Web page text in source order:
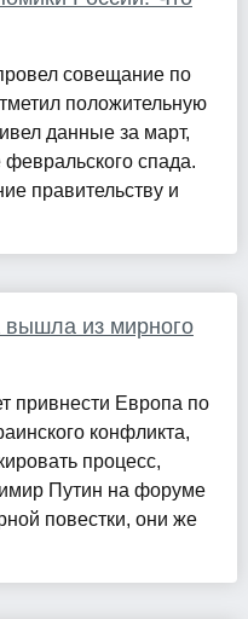
совещание по
положительную
данные за март,
февральского спада.
правительству и
вышла из мирного
привнести Европа по
конфликта,
процесс,
Путин на форуме
повестки, они же